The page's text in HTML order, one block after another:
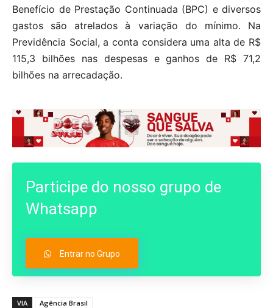
Benefício de Prestação Continuada (BPC) e diversos
gastos são atrelados à variação do mínimo. Na
Previdência Social, a conta considera uma alta de R$
115,3 bilhões nas despesas e ganhos de R$ 71,2
bilhões na arrecadação.
Participe do nosso grupo de
Whatsapp
Entrar no Grupo
VIA Agência Brasil